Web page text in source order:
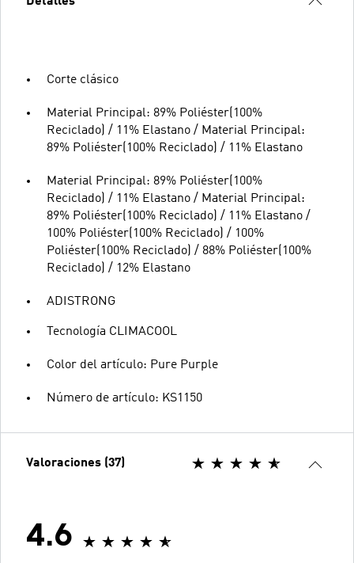
Corte clásico
Material Principal: 89% Poliéster(100%
Reciclado) / 11% Elastano / Material Principal:
89% Poliéster(100% Reciclado) / 11% Elastano
Material Principal: 89% Poliéster(100%
Reciclado) / 11% Elastano / Material Principal:
89% Poliéster(100% Reciclado) / 11% Elastano /
100% Poliéster(100% Reciclado) / 100%
Poliéster(100% Reciclado) / 88% Poliéster(100%
Reciclado) / 12% Elastano
ADISTRONG
Tecnología CLIMACOOL
Color del artículo: Pure Purple
Número de artículo: KS1150
Valoraciones (37)
4.6